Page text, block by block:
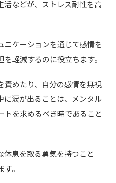
活などが、ストレス耐性を高
ニケーションを通じて感情を
軽減するのに役立ちます。
責めたり、自分の感情を無視
に涙が出ることは、メンタル
トを求めるべき時であること
休息を取る勇気を持つこと
。